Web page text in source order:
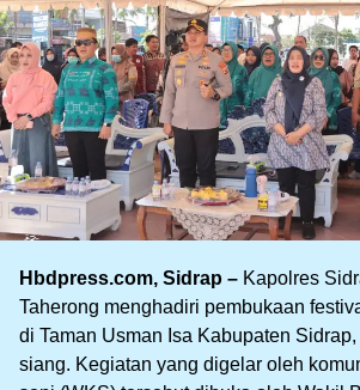
Hbdpress.com, Sidrap – Kapolres
Taherong menghadiri pembukaan
di Taman Usman Isa Kabupaten
siang. Kegiatan yang digelar oleh